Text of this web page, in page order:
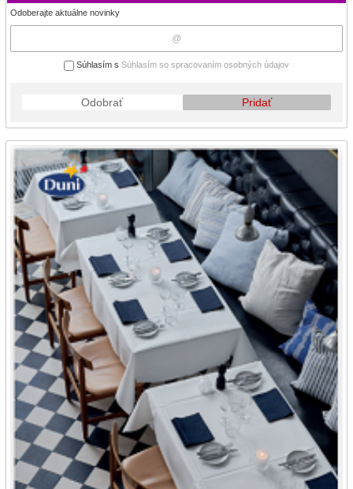
Odoberajte aktuálne novinky
Súhlasím s Súhlasím so spracovaním osobných údajov
Odobrať Pridať